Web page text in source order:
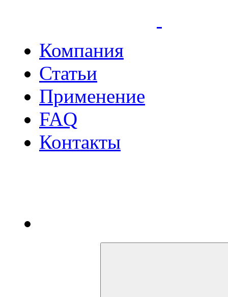
Компания
Статьи
Применение
FAQ
Контакты